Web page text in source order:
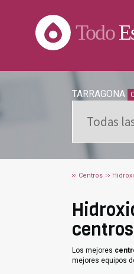
Todo
TARRAGONA
Centros
Los mejores
mejores equipos